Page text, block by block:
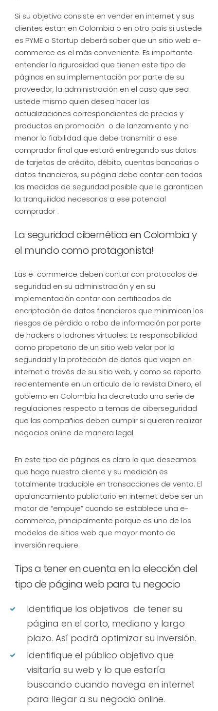
Si su objetivo consiste en vender en internet y sus
clientes estan en Colombia o en otro país si ustede
es PYME o Startup deberá saber que un sitio web e-
commerce es el más conveniente. Es importante
entender la rigurosidad que tienen este tipo de
páginas en su implementación por parte de su
proveedor, la administración en el caso que sea
ustede mismo quien desea hacer las
actualizaciones correspondientes de precios y
productos en promoción o de lanzamiento y no
menor la fiabilidad que debe transmitir a ese
comprador final que estará entregando sus datos
de tarjetas de crédito, débito, cuentas bancarias o
datos financieros, su página debe contar con todas
las medidas de seguridad posible que le garanticen
la tranquilidad necesarias a ese potencial
comprador .
La seguridad cibernética en Colombia y
el mundo como protagonista!
Las e-commerce deben contar con protocolos de
seguridad en su administración y en su
implementación contar con certificados de
encriptación de datos financieros que minimicen los
riesgos de pérdida o robo de información por parte
de hackers o ladrones virtuales. Es responsabilidad
como propetario de un sitio web velar por la
seguridad y la protección de datos que viajen en
internet a través de su sitio web, y como se reporto
recientemente en un articulo de la revista Dinero, el
gobierno en Colombia ha decretado una serie de
regulaciones respecto a temas de ciberseguridad
que las compañias deben cumplir si quieren realizar
negocios online de manera legal
En este tipo de páginas es claro lo que deseamos
que haga nuestro cliente y su medición es
totalmente traducible en transacciones de venta. El
apalancamiento publicitario en internet debe ser un
motor de “empuje” cuando se establece una e-
commerce, principalmente porque es uno de los
modelos de sitios web que mayor monto de
inversión requiere.
Tips a tener en cuenta en la elección del
tipo de página web para tu negocio
Identifique los objetivos de tener su
página en el corto, mediano y largo
plazo. Así podrá optimizar su inversión.
Identifique el público objetivo que
visitaría su web y lo que estaría
buscando cuando navega en internet
para llegar a su negocio online.